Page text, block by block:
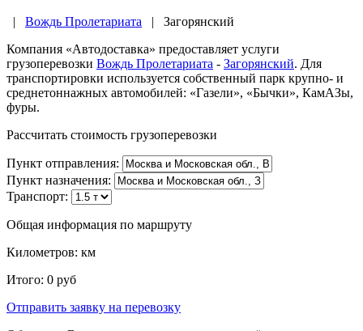
| Вождь Пролетариата | Загорянский
Компания «Автодоставка» предоставляет услуги
грузоперевозки Вождь Пролетариата - Загорянский. Для
транспортировки используется собственный парк крупно- и
среднетоннажных автомобилей: «Газели», «Бычки», КамАЗы,
фуры.
Рассчитать стоимость грузоперевозки
Пункт отправления:
Пункт назначения:
Транспорт:
Общая информация по маршруту
Километров: км
Итого: 0 руб
Отправить заявку на перевозку